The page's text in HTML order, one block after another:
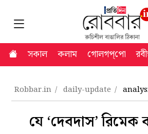
সকাল কলাম গোলগপ্‌পো
Robbar.in daily-update
যে ‘দেবদাস’ রিমেক